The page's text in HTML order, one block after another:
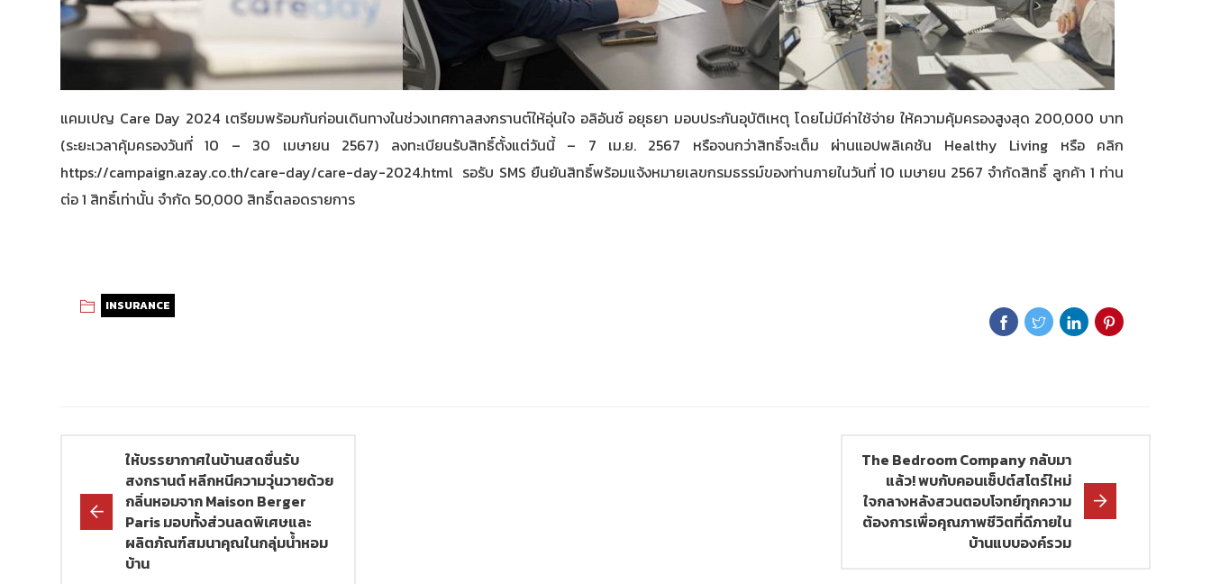
แคมเปญ Care Day 2024 เตรียมพร้อมกันก่อนเดินทางในช่วงเทศกาลสงกรานต์ให้อุ่นใจ อลิอันซ์ อยุธยา มอบประกันอุบัติเหตุ โดยไม่มีค่าใช้จ่าย ให้ความคุ้มครองสูงสุด 200,000 บาท
(ระยะเวลาคุ้มครองวันที่ 10 – 30 เมษายน 2567) ลงทะเบียนรับสิทธิ์ตั้งแต่วันนี้ – 7 เม.ย. 2567 หรือจนกว่าสิทธิ์จะเต็ม ผ่านแอปพลิเคชัน Healthy Living หรือ คลิก
https://campaign.azay.co.th/care-day/care-day-2024.html รอรับ SMS ยืนยันสิทธิ์พร้อมแจ้งหมายเลขกรมธรรม์ของท่านภายในวันที่ 10 เมษายน 2567 จำกัดสิทธิ์ ลูกค้า 1 ท่าน
ต่อ 1 สิทธิ์เท่านั้น จำกัด 50,000 สิทธิ์ตลอดรายการ
INSURANCE
ให้บรรยากาศในบ้านสดชื่นรับ
สงกรานต์ หลีกหนีความวุ่นวายด้วย
กลิ่นหอมจาก Maison Berger
Paris มอบทั้งส่วนลดพิเศษและ
ผลิตภัณฑ์สมนาคุณในกลุ่มน้ำหอม
บ้าน
The Bedroom Company กลับมา
แล้ว! พบกับคอนเซ็ปต์สโตร์ใหม่
ใจกลางหลังสวนตอบโจทย์ทุกความ
ต้องการเพื่อคุณภาพชีวิตที่ดีภายใน
บ้านแบบองค์รวม